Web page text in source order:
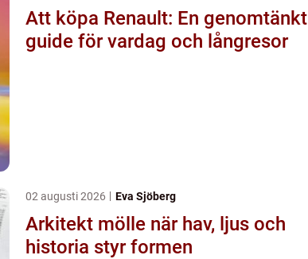
Att köpa Renault: En genomtänkt
guide för vardag och långresor
02 augusti 2026 Eva Sjöberg
Arkitekt mölle när hav, ljus och
historia styr formen